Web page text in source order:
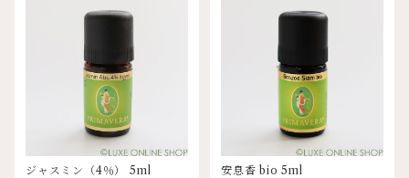
ジャスミン（4％） 5ml 安息香 bio 5ml